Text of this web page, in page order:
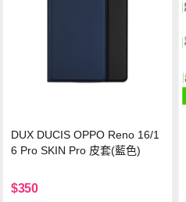
DUX DUCIS OPPO Reno 16/1
6 Pro SKIN Pro 皮套(藍色)
$350